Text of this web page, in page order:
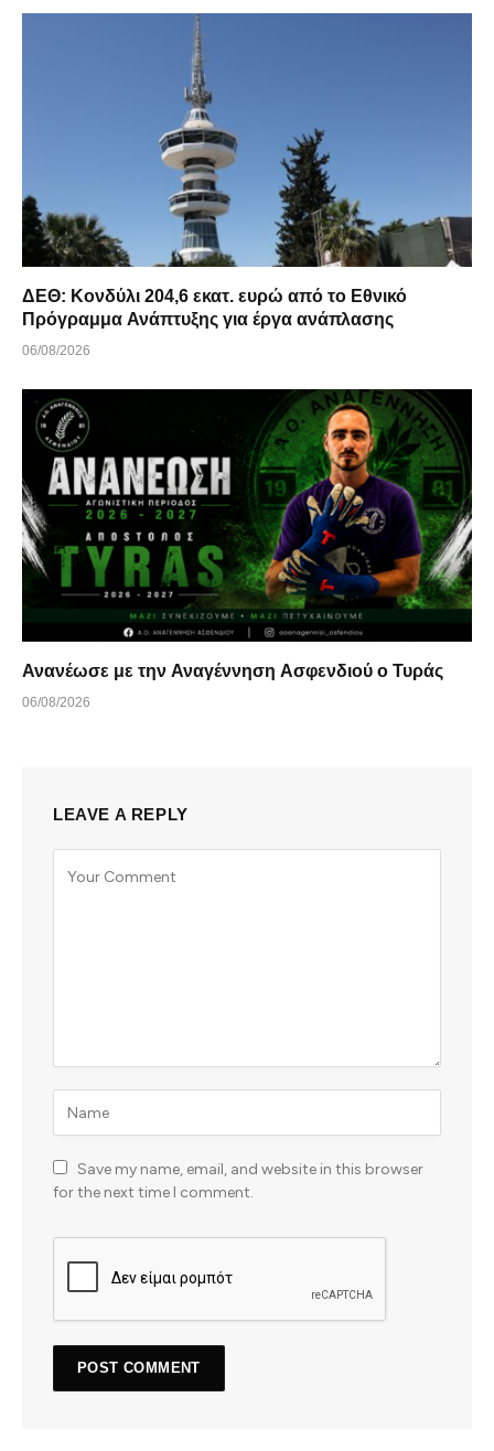
ΔΕΘ: Κονδύλι 204,6 εκατ. ευρώ από το Εθνικό
Πρόγραμμα Ανάπτυξης για έργα ανάπλασης
06/08/2026
Ανανέωσε με την Αναγέννηση Ασφενδιού ο Τυράς
06/08/2026
LEAVE A REPLY
Save my name, email, and website in this browser
for the next time I comment.